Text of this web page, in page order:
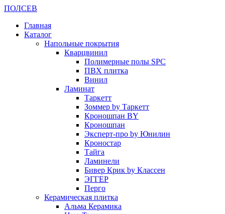
ПОЛСЕВ
Главная
Каталог
Напольные покрытия
Кварцвинил
Полимерные полы SPC
ПВХ плитка
Винил
Ламинат
Таркетт
Зоммер by Таркетт
Кроношпан BY
Кроношпан
Эксперт-про by Юнилин
Кроностар
Тайга
Ламинели
Бивер Крик by Классен
ЭГГЕР
Перго
Керамическая плитка
Альма Керамика